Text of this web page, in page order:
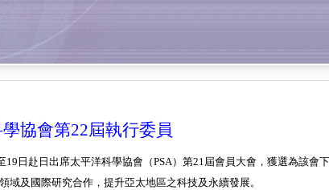
協會第22屆執行委員
19 日赴日出席太平洋科學協會（PSA）第21屆會員大會，獲選為該會
域及國際研究合作，提升亞太地區之科技及永續發展。